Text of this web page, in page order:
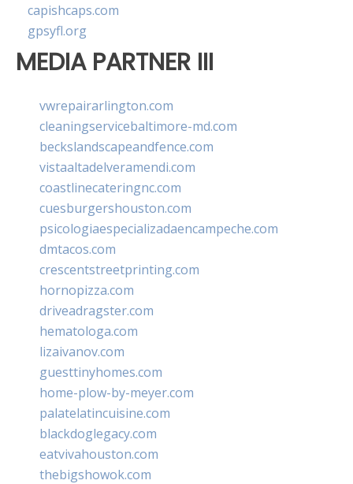
capishcaps.com
gpsyfl.org
MEDIA PARTNER III
vwrepairarlington.com
cleaningservicebaltimore-md.com
beckslandscapeandfence.com
vistaaltadelveramendi.com
coastlinecateringnc.com
cuesburgershouston.com
psicologiaespecializadaencampeche.com
dmtacos.com
crescentstreetprinting.com
hornopizza.com
driveadragster.com
hematologa.com
lizaivanov.com
guesttinyhomes.com
home-plow-by-meyer.com
palatelatincuisine.com
blackdoglegacy.com
eatvivahouston.com
thebigshowok.com